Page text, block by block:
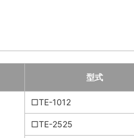
型式
□TE-1012
□TE-2525